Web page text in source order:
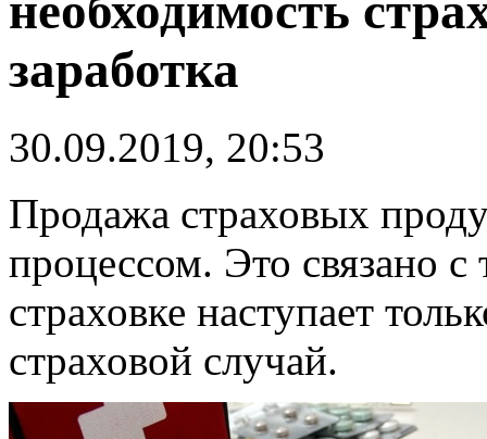
необходимость
заработка
30.09.2019, 20:53
Продажа страховых
процессом. Это связано
страховке наступает
страховой случай.